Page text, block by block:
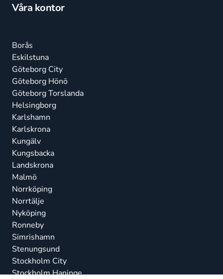
Våra kontor
Borås
Eskilstuna
Göteborg City
Göteborg Hönö
Göteborg Torslanda
Helsingborg
Karlshamn
Karlskrona
Kungälv
Kungsbacka
Landskrona
Malmö
Norrköping
Norrtälje
Nyköping
Ronneby
Simrishamn
Stenungsund
Stockholm City
Stockholm Haninge